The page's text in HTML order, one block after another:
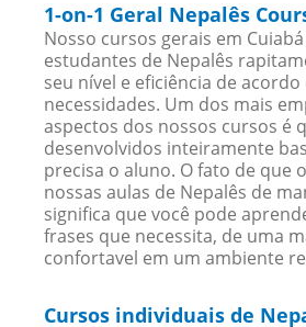
1-on-1 Geral Nepalês
Nosso cursos gerais em
estudantes de Nepalês
seu nível e eficiência de acordo
necessidades. Um dos mais
aspectos dos nossos cursos é
desenvolvidos inteiramente
precisa o aluno. O fato de que
nossas aulas de Nepalês de
significa que você pode
frases que necessita, de uma
confortavel em um ambiente
Cursos individuais de